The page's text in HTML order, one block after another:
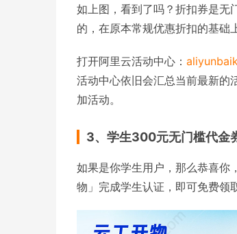
如上图，看到了吗？折扣券是无
的，在原本常规优惠折扣的基础
打开阿里云活动中心：
活动中心依旧会汇总当前最新的
加活动。
3、学生300元无门槛代金
如果是你学生用户，那么恭喜你
物」完成学生认证，即可免费领